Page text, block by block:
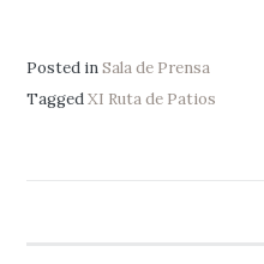
Posted inSala de Prensa
TaggedXI Ruta de Patios